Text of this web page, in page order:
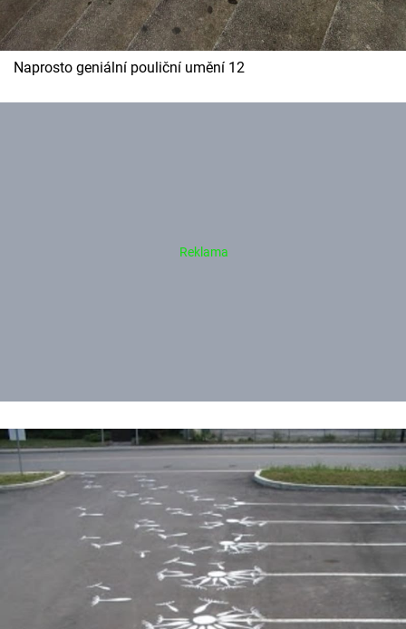
Naprosto geniální pouliční umění 12